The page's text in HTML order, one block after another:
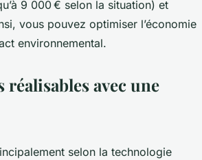
9 000 € selon la situation) et
vous pouvez optimiser l’économie
environnemental.
avec une
selon la technologie